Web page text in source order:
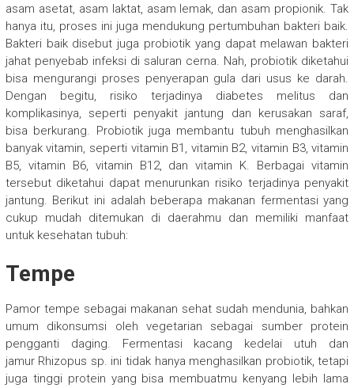
asam asetat, asam laktat, asam lemak, dan asam propionik. Tak
hanya itu, proses ini juga mendukung pertumbuhan bakteri baik.
Bakteri baik disebut juga probiotik yang dapat melawan bakteri
jahat penyebab infeksi di saluran cerna. Nah, probiotik diketahui
bisa mengurangi proses penyerapan gula dari usus ke darah.
Dengan begitu, risiko terjadinya diabetes melitus dan
komplikasinya, seperti penyakit jantung dan kerusakan saraf,
bisa berkurang. Probiotik juga membantu tubuh menghasilkan
banyak vitamin, seperti vitamin B1, vitamin B2, vitamin B3, vitamin
B5, vitamin B6, vitamin B12, dan vitamin K. Berbagai vitamin
tersebut diketahui dapat menurunkan risiko terjadinya penyakit
jantung. Berikut ini adalah beberapa makanan fermentasi yang
cukup mudah ditemukan di daerahmu dan memiliki manfaat
untuk kesehatan tubuh:
Tempe
Pamor tempe sebagai makanan sehat sudah mendunia, bahkan
umum dikonsumsi oleh vegetarian sebagai sumber protein
pengganti daging. Fermentasi kacang kedelai utuh dan
jamur Rhizopus sp. ini tidak hanya menghasilkan probiotik, tetapi
juga tinggi protein yang bisa membuatmu kenyang lebih lama